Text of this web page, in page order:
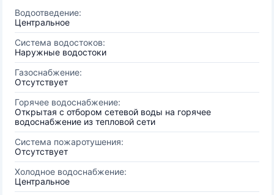
Водоотведение:
Центральное
Система водостоков:
Наружные водостоки
Газоснабжение:
Отсутствует
Горячее водоснабжение:
Открытая с отбором сетевой воды на горячее
водоснабжение из тепловой сети
Система пожаротушения:
Отсутствует
Холодное водоснабжение:
Центральное